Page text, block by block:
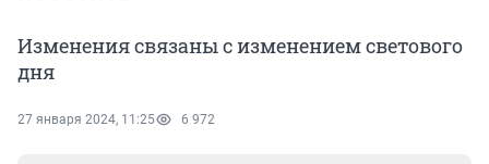
Изменения связаны с изменением светового
дня
27 января 2024, 11:25 6 972